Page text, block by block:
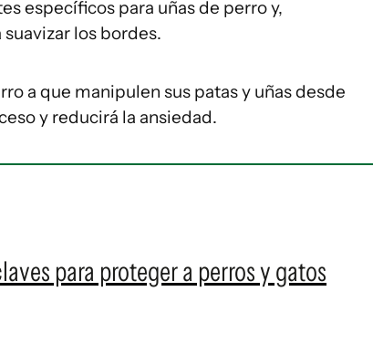
específicos para uñas de perro y,
los bordes.
a que manipulen sus patas y uñas desde
y reducirá la ansiedad.
para proteger a perros y gatos